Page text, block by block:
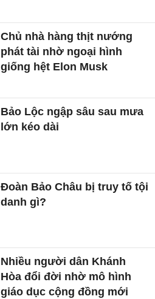
Chủ nhà hàng thịt nướng
phát tài nhờ ngoại hình
giống hệt Elon Musk
Bảo Lộc ngập sâu sau mưa
lớn kéo dài
Đoàn Bảo Châu bị truy tố tội
danh gì?
Nhiều người dân Khánh
Hòa đổi đời nhờ mô hình
giáo dục cộng đồng mới